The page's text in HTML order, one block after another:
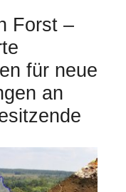
Forst –
für neue
an